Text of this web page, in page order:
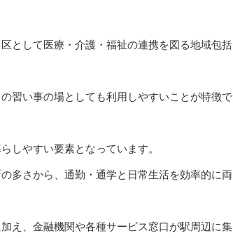
として医療・介護・福祉の連携を図る地域包括
習い事の場としても利用しやすいことが特徴で
しやすい要素となっています。
多さから、通勤・通学と日常生活を効率的に両
え、金融機関や各種サービス窓口が駅周辺に集